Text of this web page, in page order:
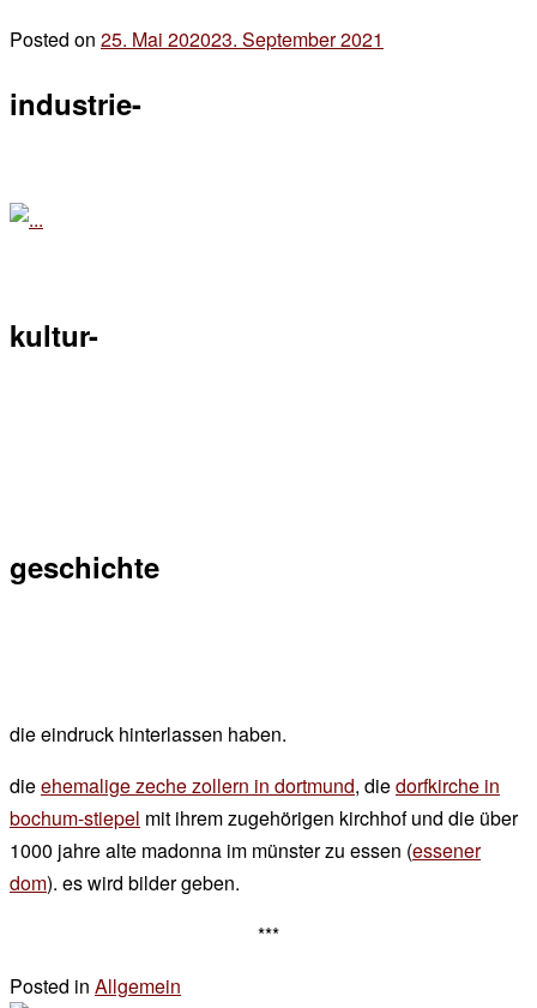
Posted on 25. Mai 202023. September 2021
industrie-
kultur-
geschichte
die eindruck hinterlassen haben.
dieehemalige zeche zollern in dortmund, diedorfkirche in
bochum-stiepel mit ihrem zugehörigen kirchhof und die über
1000 jahre alte madonna im münster zu essen (essener
dom). es wird bilder geben.
***
Posted in Allgemein